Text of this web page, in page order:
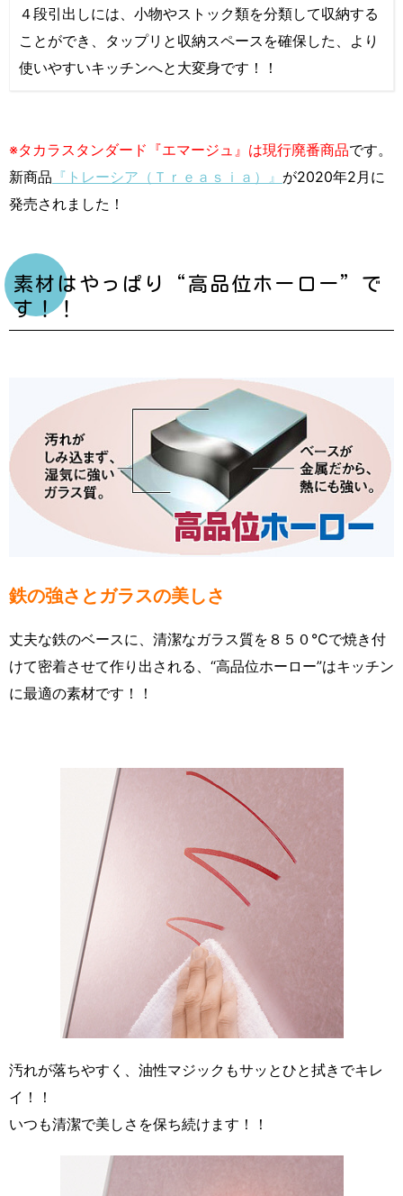
４段引出しには、小物やストック類を分類して収納する
ことができ、タップリと収納スペースを確保した、より
使いやすいキッチンへと大変身です！！
※タカラスタンダード『エマージュ』は現行廃番商品です。
新商品 『トレーシア（Ｔｒｅａｓｉａ）』 が2020年2月に
発売されました！
素材はやっぱり“高品位ホーロー”で
す！！
鉄の強さとガラスの美しさ
丈夫な鉄のベースに、清潔なガラス質を８５０℃で焼き付
けて密着させて作り出される、“高品位ホーロー”はキッチン
に最適の素材です！！
汚れが落ちやすく、油性マジックもサッとひと拭きでキレ
イ！！
いつも清潔で美しさを保ち続けます！！